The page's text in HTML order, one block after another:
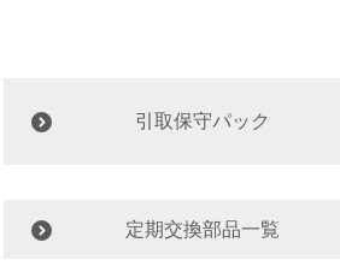
引取保守パック
定期交換部品一覧